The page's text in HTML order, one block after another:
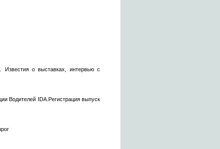
Известия о выставках, интервью с
Водителей IDA.Регистрация выпуск